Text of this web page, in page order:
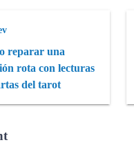
reparar una
rota con lecturas
del tarot